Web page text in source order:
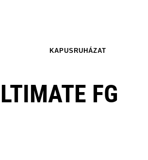
KAPUSRUHÁZAT
FG